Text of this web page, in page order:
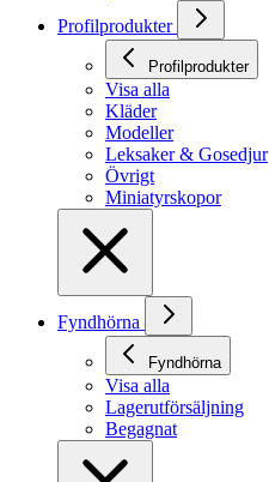
Profilprodukter
Profilprodukter
Visa alla
Kläder
Modeller
Leksaker & Gosedjur
Övrigt
Miniatyrskopor
Fyndhörna
Fyndhörna
Visa alla
Lagerutförsäljning
Begagnat